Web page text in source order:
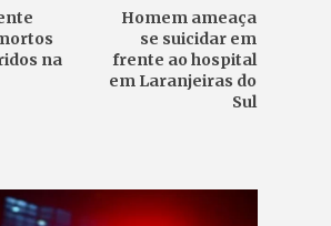
na
Homem ameaça
se suicidar em
frente ao hospital
em Laranjeiras do
Sul